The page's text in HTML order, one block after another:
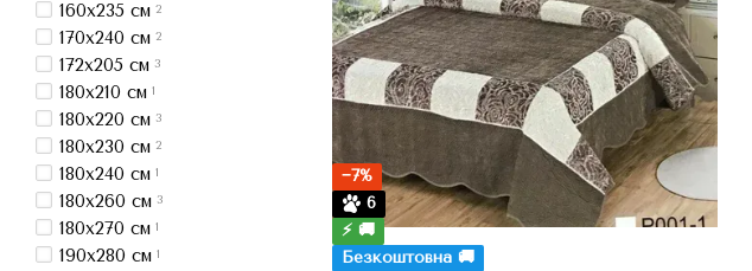
−7%
6
⚡ 🚚
Безкоштовна 🚚
160x235 см 2
170x240 см 2
172x205 см 3
180x210 см 1
180x220 см 3
180x230 см 2
180x240 см 1
180x260 см 3
180x270 см 1
190x280 см 1